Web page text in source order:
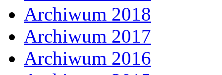
Archiwum 2018
Archiwum 2017
Archiwum 2016